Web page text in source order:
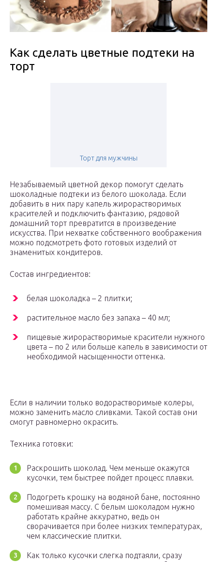
Как сделать цветные подтеки на
торт
Торт для мужчины
Незабываемый цветной декор помогут сделать
шоколадные подтеки из белого шоколада. Если
добавить в них пару капель жирорастворимых
красителей и подключить фантазию, рядовой
домашний торт превратится в произведение
искусства. При нехватке собственного воображения
можно подсмотреть фото готовых изделий от
знаменитых кондитеров.
Состав ингредиентов:
белая шоколадка – 2 плитки;
растительное масло без запаха – 40 мл;
пищевые жирорастворимые красители нужного
цвета – по 2 или больше капель в зависимости от
необходимой насыщенности оттенка.
Если в наличии только водорастворимые колеры,
можно заменить масло сливками. Такой состав они
смогут равномерно окрасить.
Техника готовки:
Раскрошить шоколад. Чем меньше окажутся
кусочки, тем быстрее пойдет процесс плавки.
Подогреть крошку на водяной бане, постоянно
помешивая массу. С белым шоколадом нужно
работать крайне аккуратно, ведь он
сворачивается при более низких температурах,
чем классические плитки.
Как только кусочки слегка подтаяли, сразу